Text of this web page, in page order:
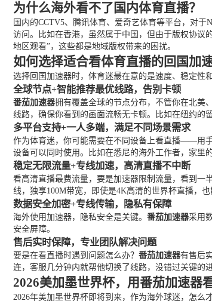
为什么海外看不了国内体育直播？
国内的CCTV5、腾讯体育、爱奇艺体育等平台，对
访问。比如在香港，虽然属于中国，但由于版权协议
地区观看”，这些都是地域版权带来的困扰。
如何选择适合看体育直播的回国加速
选择回国加速器时，体育迷最在意的是速度、稳定性
全球节点+智能推荐最优线路，告别卡顿
番茄加速器拥有覆盖全球的节点分布，不管你在北
线路，确保你看到的画面流畅无卡顿。比如在纽约的
多平台支持+一人多端，满足不同场景需求
作为体育迷，你可能需要在不同设备上看直播——用
设备可以同时使用。比如在悉尼的海外工作者，家里
稳定无限流量+专线加速，高清直播不中断
看高清直播最费流量，要是加速器限制流量，看到一
线，独享100M带宽，即使是4K高清的世界杯直播，
数据安全加密+专线传输，隐私有保障
海外使用加速器，隐私安全是关键。 番茄加速器采用
安全屏障。
售后实时保障，专业团队解决问题
要是在看直播时遇到问题怎么办？ 番茄加速器有售后
连，客服几分钟内就帮他切换了线路，没错过关键的进
2026美加墨世界杯，用番茄加速器
2026年美加墨世界杯即将到来，作为海外球迷，怎么